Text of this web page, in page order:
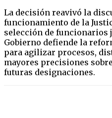
La decisión reavivó la
funcionamiento de la
selección de funcionarios
Gobierno defiende la
para agilizar procesos,
mayores precisiones
futuras designaciones.